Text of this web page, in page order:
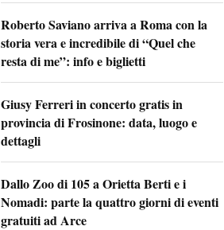
Roberto Saviano arriva a Roma con la
storia vera e incredibile di “Quel che
resta di me”: info e biglietti
Giusy Ferreri in concerto gratis in
provincia di Frosinone: data, luogo e
dettagli
Dallo Zoo di 105 a Orietta Berti e i
Nomadi: parte la quattro giorni di eventi
gratuiti ad Arce